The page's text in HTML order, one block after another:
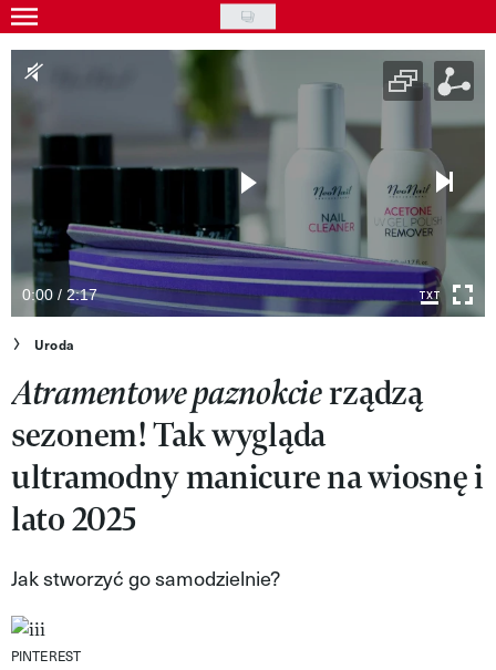
Skip
to
main
Gwiazdy
Styl życia
Kultura
Wideo
Nasze akcje
VIVA!ART
VIVA!MODA
VIVA!LIFESTYLE
VIVA!MAN
VIVA!PEOPLE POWER
VIVA!ITAKA
0:00 / 2:17
Uroda
Atramentowe paznokcierządzą
sezonem! Tak wygląda
ultramodny manicure na wiosnę i
lato 2025
Jak stworzyć go samodzielnie?
PINTEREST